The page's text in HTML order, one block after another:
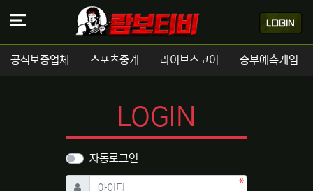
공식보증업체 스포츠중계 라이브스코어 승부예측게임
LOGIN
자동로그인
아이디 필수